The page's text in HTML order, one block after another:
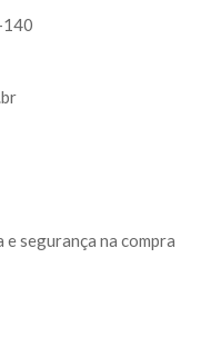
segurança na compra
140